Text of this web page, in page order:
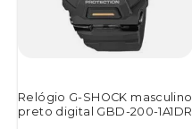
Relógio G-SHOCK masculino
preto digital GBD-200-1A1DR